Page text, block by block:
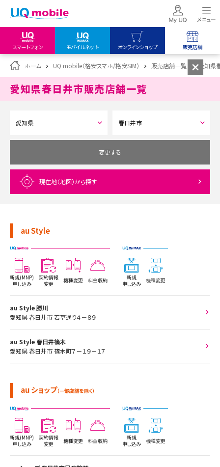
スマートフォン モバイルネット オンラインショップ 販売店舗
my UQ WiMAX
UQ WiMAX ご契約の方
My UQ mobile
データチャージサイト
UQ mobile
オンラインショップ
UQ WiMAX
UQ mobile
販売店舗
UQ WiMAX
ホーム UQ mobile（格安スマホ/格安SIM） 販売店舗一覧 愛知
愛知県春日井市販売店舗一覧
変更する
現在地（地図）から探す
au Style
新規(MNP)
申し込み
契約情報
変更
機種変更 料金収納
新規
申し込み
機種変更
au Style 勝川
愛知県 春日井市 若草通り４－８９
au Style 春日井篠木
愛知県 春日井市 篠木町７－１９－１７
au ショップ（一部店舗を除く）
新規(MNP)
申し込み
契約情報
変更
機種変更 料金収納
新規
申し込み
機種変更